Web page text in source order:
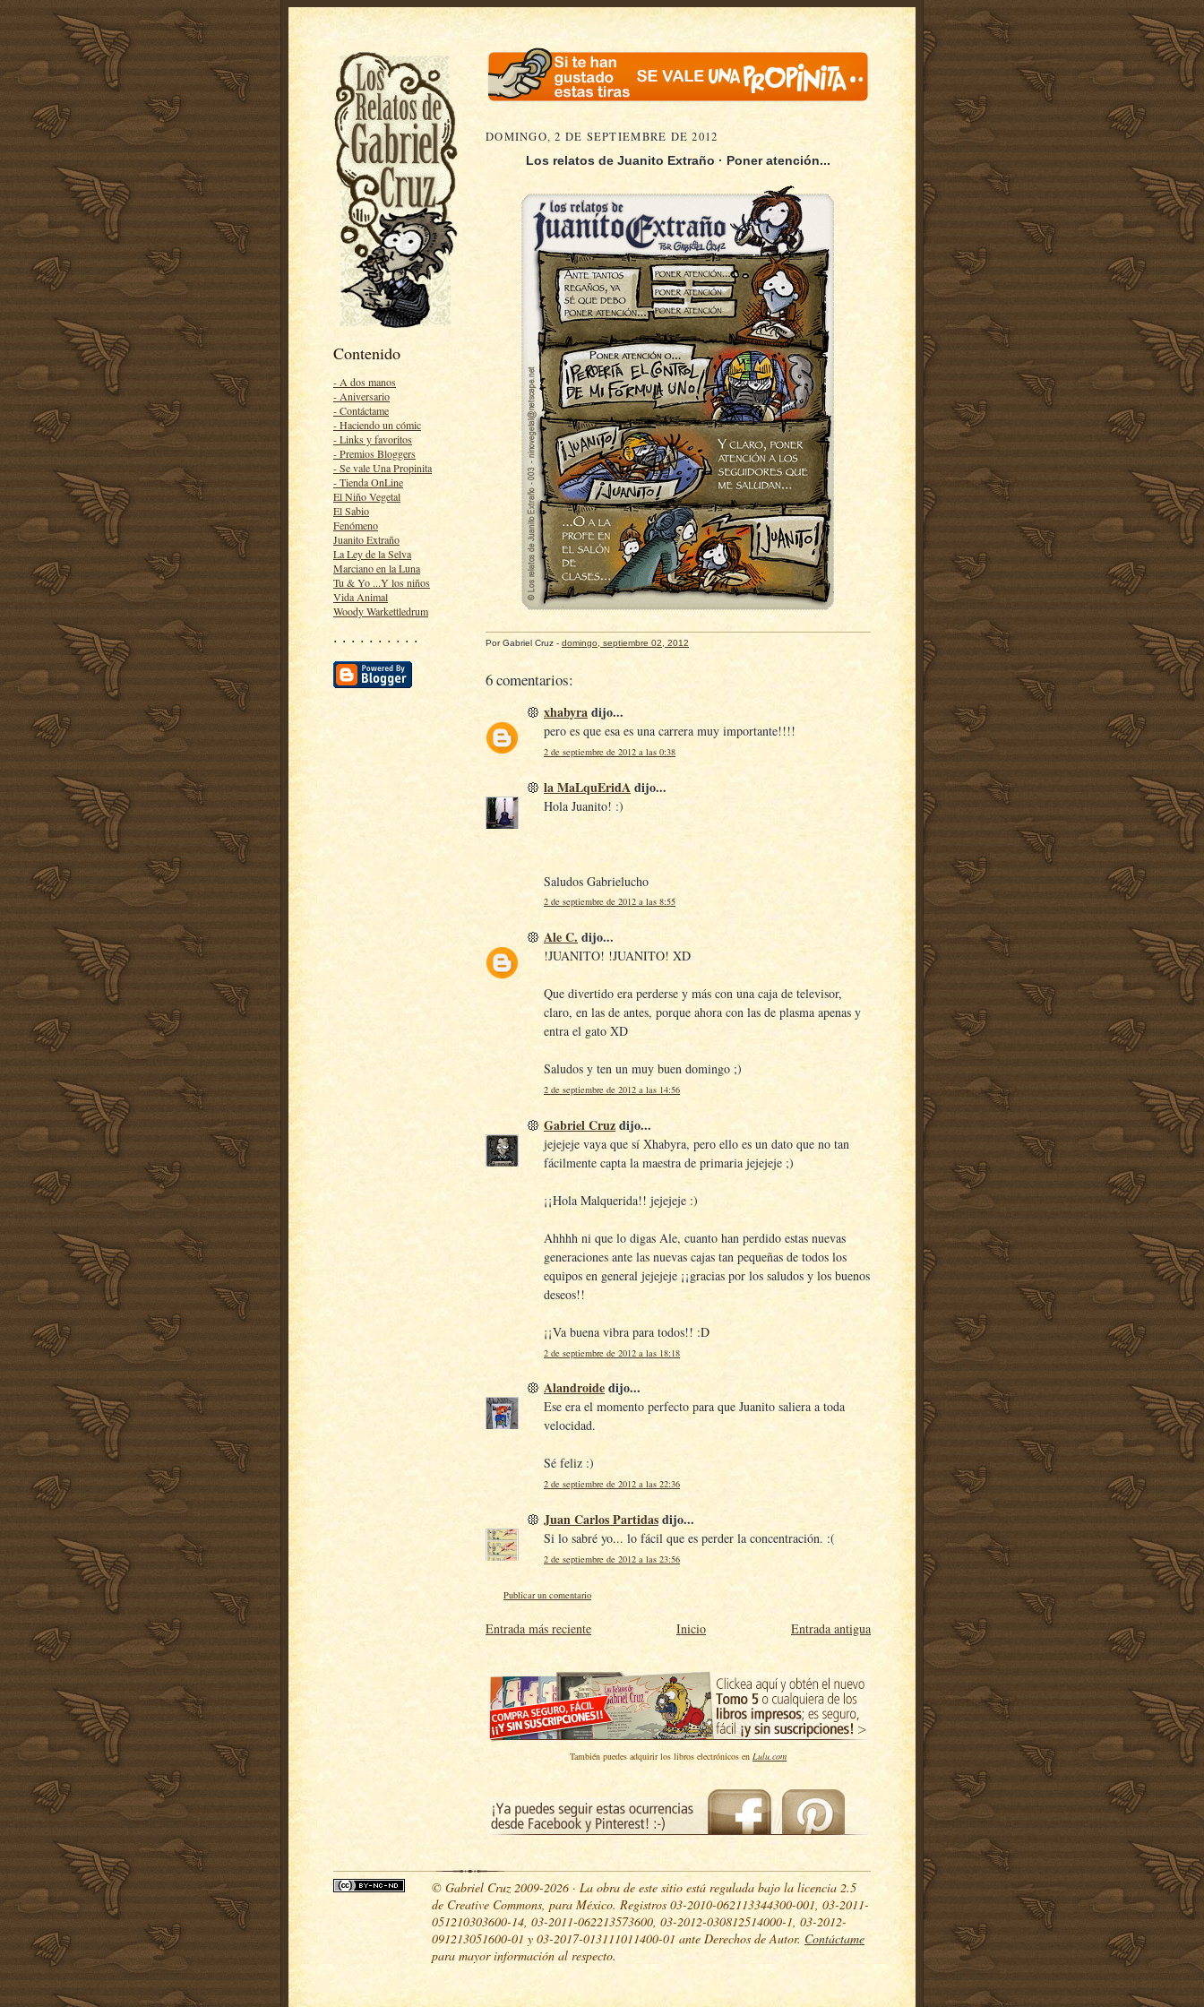
Contenido
- A dos manos
- Aniversario
- Contáctame
- Haciendo un cómic
- Links y favoritos
- Premios Bloggers
- Se vale Una Propinita
- Tienda OnLine
El Niño Vegetal
El Sabio
Fenómeno
Juanito Extraño
La Ley de la Selva
Marciano en la Luna
Tu & Yo ...Y los niños
Vida Animal
Woody Warkettledrum
· · · · · · · · · ·
DOMINGO, 2 DE SEPTIEMBRE DE 2012
Los relatos de Juanito Extraño · Poner atención...
PorGabriel Cruz - domingo, septiembre 02, 2012
6 comentarios:
xhabyradijo...
pero es que esa es una carrera muy importante!!!!
2 de septiembre de 2012 a las 0:38
la MaLquEridAdijo...
Hola Juanito! :)
Saludos Gabrielucho
2 de septiembre de 2012 a las 8:55
Ale C. dijo...
!JUANITO! !JUANITO! XD
Que divertido era perderse y más con una caja de televisor,
claro, en las de antes, porque ahora con las de plasma apenas y
entra el gato XD
Saludos y ten un muy buen domingo ;)
2 de septiembre de 2012 a las 14:56
Gabriel Cruzdijo...
jejejeje vaya que sí Xhabyra, pero ello es un dato que no tan
fácilmente capta la maestra de primaria jejejeje ;)
¡¡Hola Malquerida!! jejejeje :)
Ahhhh ni que lo digas Ale, cuanto han perdido estas nuevas
generaciones ante las nuevas cajas tan pequeñas de todos los
equipos en general jejejeje ¡¡gracias por los saludos y los buenos
deseos!!
¡¡Va buena vibra para todos!! :D
2 de septiembre de 2012 a las 18:18
Alandroidedijo...
Ese era el momento perfecto para que Juanito saliera a toda
velocidad.
Sé feliz :)
2 de septiembre de 2012 a las 22:36
Juan Carlos Partidasdijo...
Si lo sabré yo... lo fácil que es perder la concentración. :(
2 de septiembre de 2012 a las 23:56
Publicar un comentario
Entrada más reciente Entrada antigua
Inicio
También puedes adquirir los libros electrónicos en Lulu.com
© Gabriel Cruz 2009-2026 · La obra de este sitio está regulada bajo la licencia 2.5
de Creative Commons, para México. Registros 03-2010-062113344300-001, 03-2011-
051210303600-14, 03-2011-062213573600, 03-2012-030812514000-1, 03-2012-
091213051600-01 y 03-2017-013111011400-01 ante Derechos de Autor. Contáctame
para mayor información al respecto.